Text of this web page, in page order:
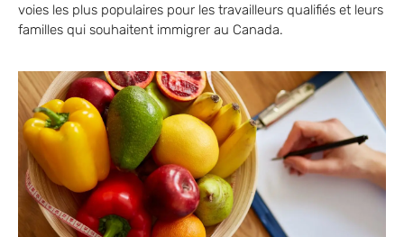
voies les plus populaires pour les travailleurs qualifiés et leurs
familles qui souhaitent immigrer au Canada.